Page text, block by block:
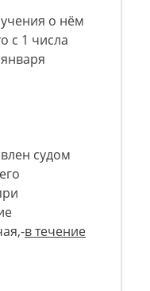
о нём
с 1 числа
судом
в течение